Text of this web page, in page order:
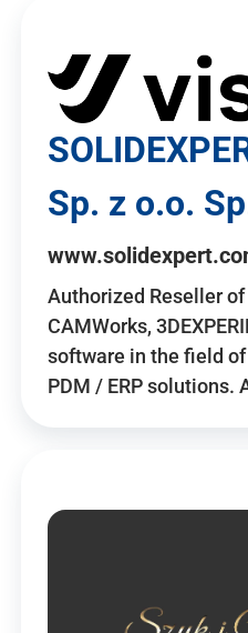
Sp. z o.o.
Authorized Reseller of
CAMWorks,
software in the field
PDM / ERP solutions.